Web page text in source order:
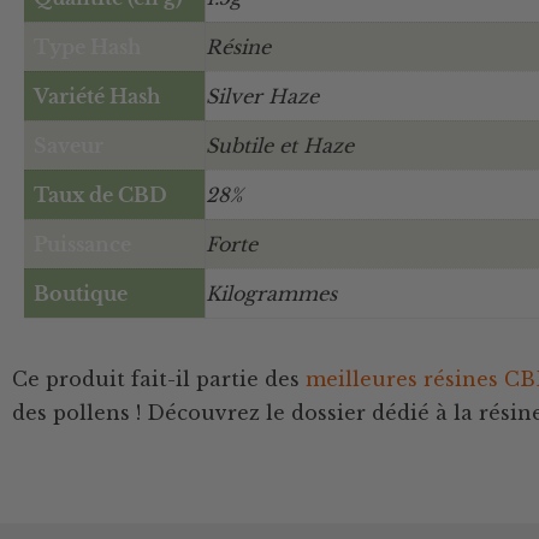
Résine
Variété Hash Silver Haze
Subtile et Haze
Taux de CBD 28%
Forte
Boutique Kilogrammes
Ce produit fait-il partie des meilleures résines
des pollens ! Découvrez le dossier dédié à la